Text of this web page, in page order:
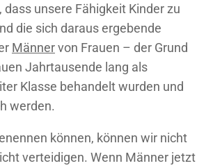
dass unsere Fähigkeit Kinder zu
die sich daraus ergebende
Männervon Frauen – der Grund
Jahrtausende lang als
Klasse behandelt wurden und
werden.
können, können wir nicht
verteidigen. Wenn Männer jetzt